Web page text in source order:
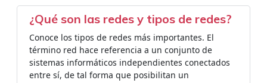
¿Qué son las redes y tipos de redes?
Conoce los tipos de redes más importantes. El
término red hace referencia a un conjunto de
sistemas informáticos independientes conectados
entre sí, de tal forma que posibilitan un